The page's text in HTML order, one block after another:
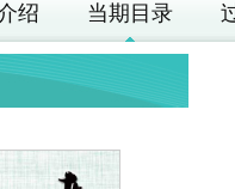
绍 当期目录